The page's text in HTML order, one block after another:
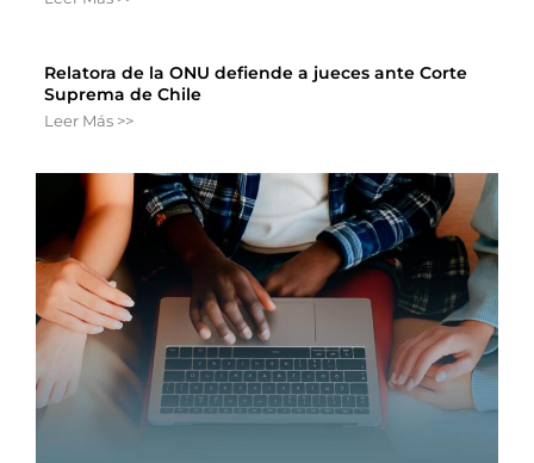
Relatora de la ONU defiende a jueces ante Corte
Suprema de Chile
Leer Más >>